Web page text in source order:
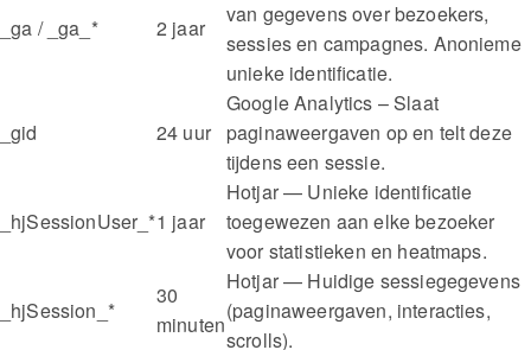
_ga / _ga_* 2 jaar
van gegevens over bezoekers,
sessies en campagnes. Anonieme
unieke identificatie.
_gid 24 uur
Google Analytics – Slaat
paginaweergaven op en telt deze
tijdens een sessie.
_hjSessionUser_*1 jaar
Hotjar — Unieke identificatie
toegewezen aan elke bezoeker
voor statistieken en heatmaps.
_hjSession_*
30
minuten
Hotjar — Huidige sessiegegevens
(paginaweergaven, interacties,
scrolls).